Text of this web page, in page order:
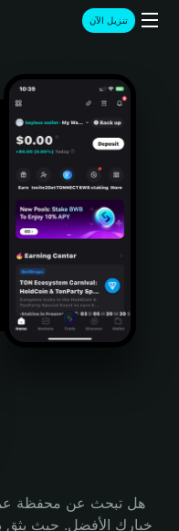
تنزيل الآن
هل تبحث عن محفظة